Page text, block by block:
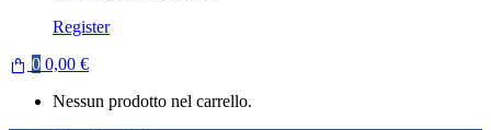
Register
0 0,00 €
Nessun prodotto nel carrello.